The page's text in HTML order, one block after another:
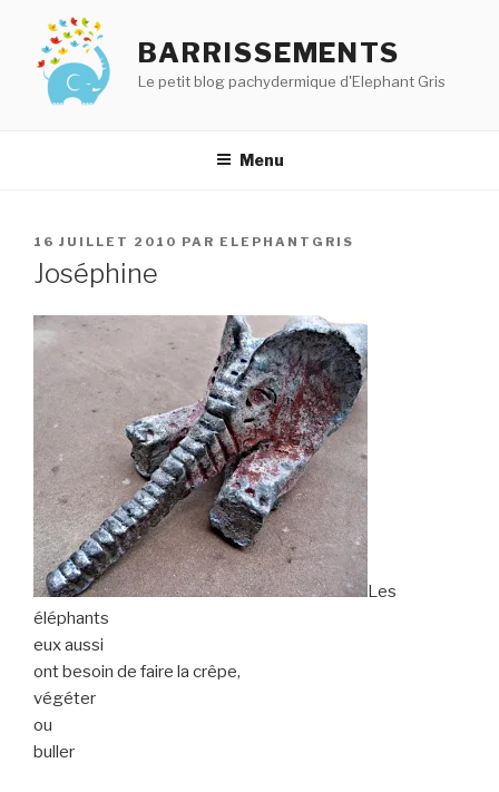
contenu
principal
BARRISSEMENTS
Le petit blog pachydermique d'Elephant Gris
Menu
PUBLIÉ
LE
16 JUILLET 2010 PAR ELEPHANTGRIS
Joséphine
Les
éléphants
eux aussi
ont besoin de faire la crêpe,
végéter
ou
buller